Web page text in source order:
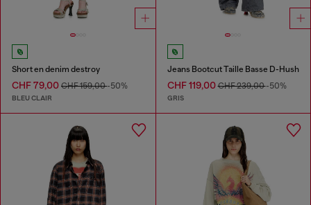
Short en denim destroy
CHF 79,00 CHF 159,00-50%
BLEU CLAIR
Jeans Bootcut Taille Basse D-Hush
CHF 119,00CHF 239,00-50%
GRIS